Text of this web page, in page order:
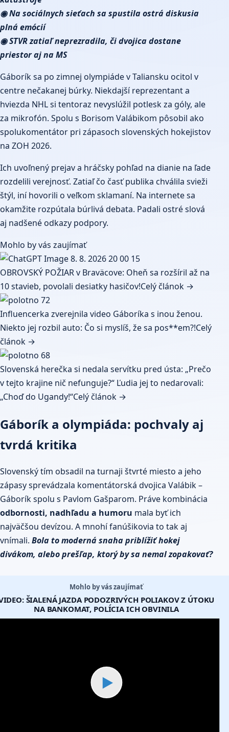
◉ Na sociálnych sieťach sa spustila ostrá diskusia
plná emócií
◉ STVR zatiaľ neprezradila, či dvojica dostane
priestor aj na MS
Gáborík sa po zimnej olympiáde v Taliansku ocitol v
centre nečakanej búrky. Niekdajší reprezentant a
hviezda NHL si tentoraz nevyslúžil potlesk za góly, ale
za mikrofón. Spolu s Borisom Valábikom pôsobil ako
spolukomentátor pri zápasoch slovenských hokejistov
na ZOH 2026.
Ich uvoľnený prejav a hráčsky pohľad na dianie na ľade
rozdelili verejnosť. Zatiaľ čo časť publika chválila svieži
štýl, iní hovorili o veľkom sklamaní. Na internete sa
okamžite rozpútala búrlivá debata. Padali ostré slová
aj nadšené odkazy podpory.
Mohlo by vás zaujímať
OBROVSKÝ POŽIAR v Braväcove: Oheň sa rozšíril až na
10 stavieb, povolali desiatky hasičov!Celý článok →
Influencerka zverejnila video Gáboríka s inou ženou.
Niekto jej rozbil auto: Čo si myslíš, že sa pos**em?!Celý
článok →
Slovenská herečka si nedala servítku pred ústa: „Prečo
v tejto krajine nič nefunguje?“ Ľudia jej to nedarovali:
„Choď do Ugandy!“Celý článok →
Gáborík a olympiáda: pochvaly aj
tvrdá kritika
Slovenský tím obsadil na turnaji štvrté miesto a jeho
zápasy sprevádzala komentátorská dvojica Valábik –
Gáborík spolu s Pavlom Gašparom. Práve kombinácia
odbornosti, nadhľadu a humoru mala byť ich
najväčšou devízou. A mnohí fanúšikovia to tak aj
vnímali. Bola to moderná snaha priblížiť hokej
divákom, alebo prešľap, ktorý by sa nemal zopakovať?
Mohlo by vás zaujímať
ŠIALENÁ JAZDA PODOZRIVÝCH POLIAKOV Z ÚTOKU
NA BANKOMAT, POLÍCIA ICH OBVINILA
▶